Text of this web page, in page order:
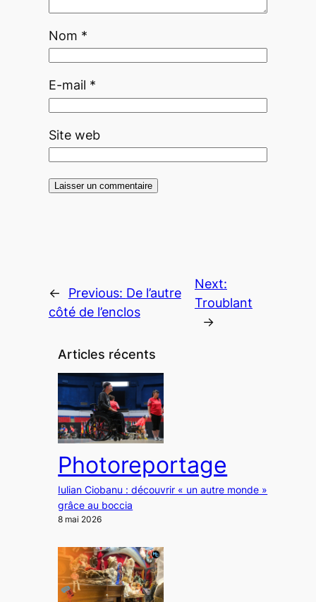
Nom *
E-mail *
Site web
← Previous: De l’autre
côté de l’enclos
Next:
Troublant
→
Articles récents
Photoreportage
Iulian Ciobanu : découvrir « un autre monde »
grâce au boccia
8 mai 2026